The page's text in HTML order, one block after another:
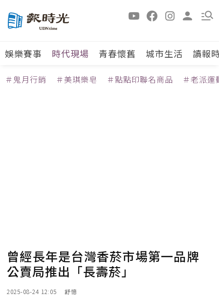
娛樂賽事 時代現場 青春懷舊 城市生活 讀報
＃鬼月行銷 ＃美琪樂皂 ＃點點印聯名商品 ＃老派運
曾經長年是台灣香菸市場第一品牌
公賣局推出「長壽菸」
2025-08-24 12:05 舒憶